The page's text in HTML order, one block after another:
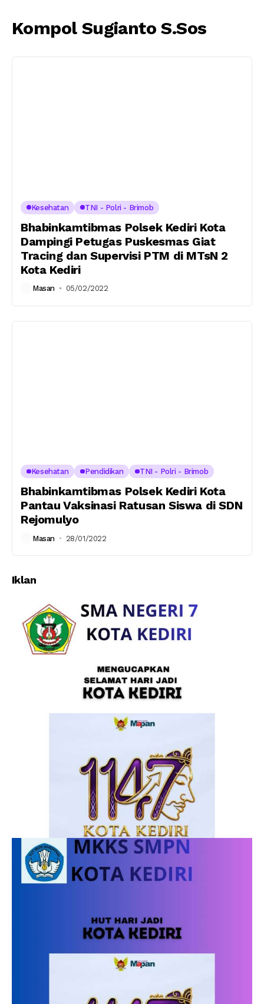
Kompol Sugianto S.Sos
Kesehatan TNI - Polri - Brimob
Bhabinkamtibmas Polsek Kediri Kota
Dampingi Petugas Puskesmas Giat
Tracing dan Supervisi PTM di MTsN 2
Kota Kediri
Masan 05/02/2022
Kesehatan Pendidikan TNI - Polri - Brimob
Bhabinkamtibmas Polsek Kediri Kota
Pantau Vaksinasi Ratusan Siswa di SDN
Rejomulyo
Masan 28/01/2022
Iklan